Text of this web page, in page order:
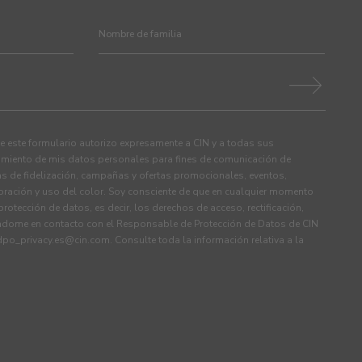
este formulario autorizo expresamente a CIN y a todas sus
de mis datos personales para fines de comunicación de
de fidelización, campañas y ofertas promocionales, eventos,
y uso del color. Soy consciente de que en cualquier momento
de datos, es decir, los derechos de acceso, rectificación,
en contacto con el Responsable de Protección de Datos de CIN
. Consulte toda la información relativa a la